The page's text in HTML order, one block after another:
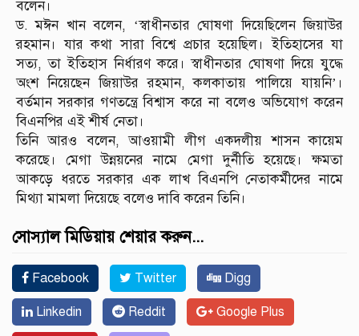
বলেন।
ড. মঈন খান বলেন, ‘স্বাধীনতার ঘোষণা দিয়েছিলেন জিয়াউর
রহমান। যার কথা সারা বিশ্বে প্রচার হয়েছিল। ইতিহাসের যা
সত্য, তা ইতিহাস নির্ধারণ করে। স্বাধীনতার ঘোষণা দিয়ে যুদ্ধে
অংশ নিয়েছেন জিয়াউর রহমান, কলকাতায় পালিয়ে যায়নি’।
বর্তমান সরকার গণতন্ত্রে বিশ্বাস করে না বলেও অভিযোগ করেন
বিএনপির এই শীর্ষ নেতা।
তিনি আরও বলেন, আওয়ামী লীগ একদলীয় শাসন কায়েম
করেছে। মেগা উন্নয়নের নামে মেগা দুর্নীতি হয়েছে। ক্ষমতা
আকড়ে ধরতে সরকার এক লাখ বিএনপি নেতাকর্মীদের নামে
মিথ্যা মামলা দিয়েছে বলেও দাবি করেন তিনি।
সোস্যাল মিডিয়ায় শেয়ার করুন...
Facebook Twitter Digg
Linkedin Reddit Google Plus